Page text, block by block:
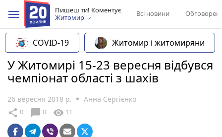
Пишеш ти! Коментує
Житомир
Всі новини
COVID-19 Житомир і житомиряни
У Житомирі 15-23 вересня відбувся
чемпіонат області з шахів
26 вересня 2018 р. Анна Сергієнко
share 0 chat_bubble 0 visibility 11